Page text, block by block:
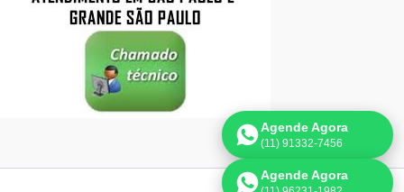
Agende Agora
(11) 91332-7456
Agende Agora